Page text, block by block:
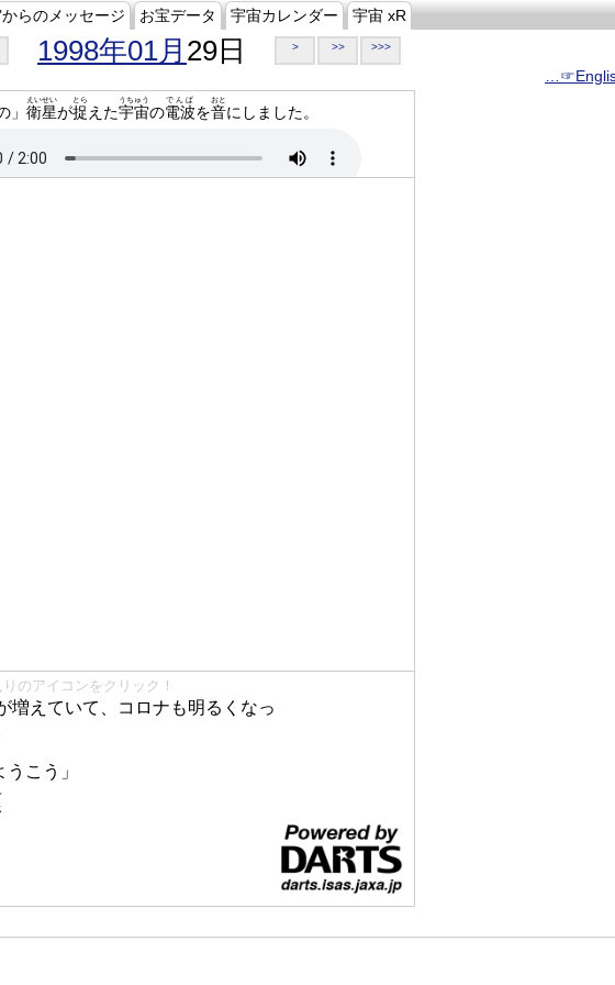
らのメッセージ お宝データ 宇宙カレンダー 宇宙 xR
1998年01月 29日 > >> >>>
」 衛星
えいせい
が捉
とら
えた宇宙
うちゅう
の電波
でんぱ
を音
おと
にしました。
のアイコンをクリック！
増えていて、コロナも明るくなっ
うこう」